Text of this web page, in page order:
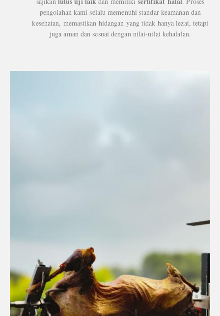
pengolahan kami selalu memenuhi standar keamanan dan
kesehatan, memastikan hidangan yang tidak hanya lezat, tetapi
juga aman dan sesuai dengan nilai-nilai kehalalan.